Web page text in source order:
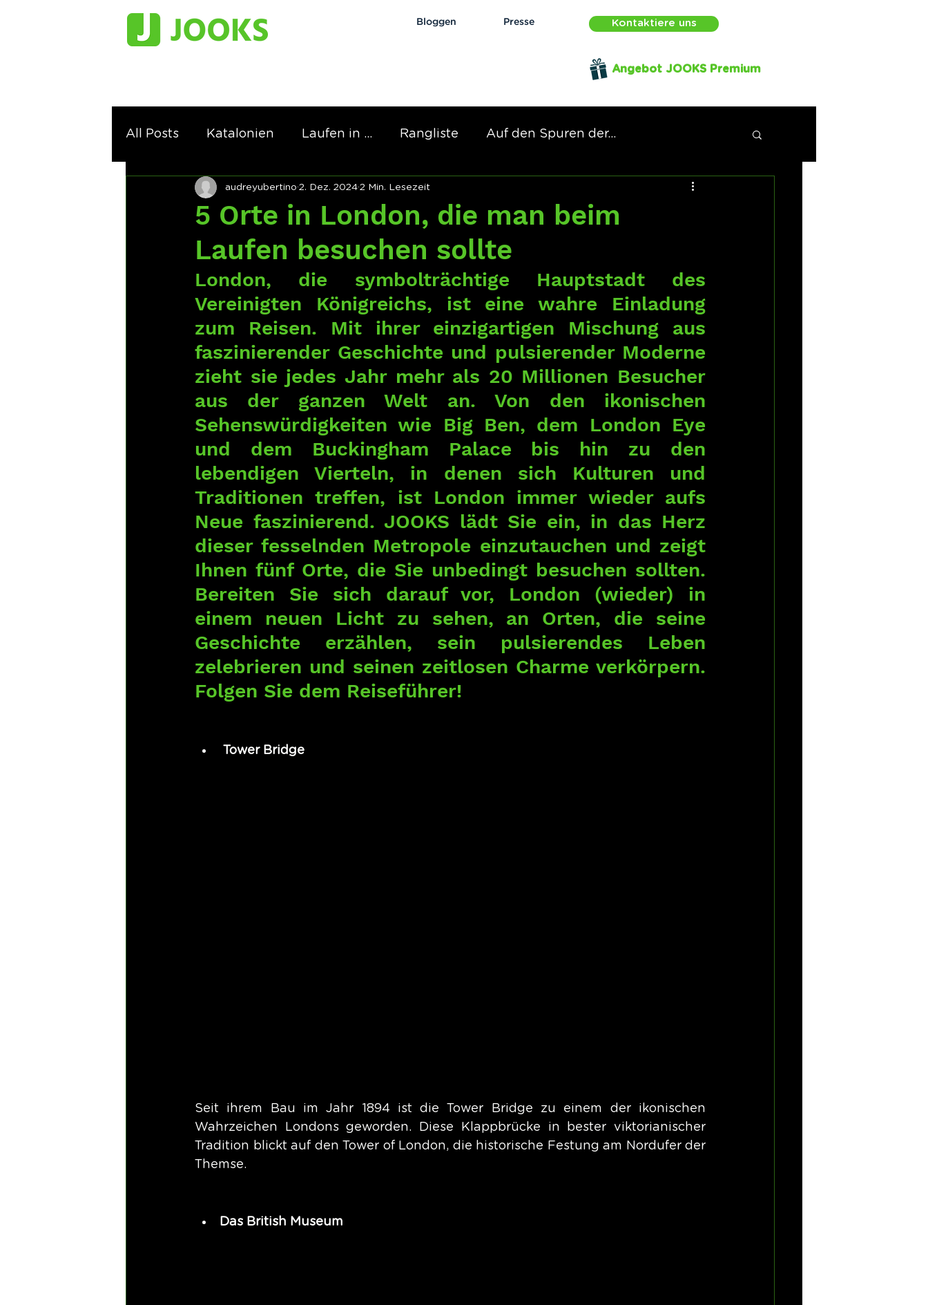
Bloggen Presse Kontaktiere uns
Angebot JOOKS Premium
All Posts Katalonien Laufen in ... Rangliste Auf den Spuren der...
5 Orte in London, die man beim
Laufen besuchen sollte
audreyubertino 2. Dez. 2024 2 Min. Lesezeit
London, die symbolträchtige Hauptstadt des
Vereinigten Königreichs, ist eine wahre Einladung
zum Reisen. Mit ihrer einzigartigen Mischung aus
faszinierender Geschichte und pulsierender Moderne
zieht sie jedes Jahr mehr als 20 Millionen Besucher
aus der ganzen Welt an. Von den ikonischen
Sehenswürdigkeiten wie Big Ben, dem London Eye
und dem Buckingham Palace bis hin zu den
lebendigen Vierteln, in denen sich Kulturen und
Traditionen treffen, ist London immer wieder aufs
Neue faszinierend. JOOKS lädt Sie ein, in das Herz
dieser fesselnden Metropole einzutauchen und zeigt
Ihnen fünf Orte, die Sie unbedingt besuchen sollten.
Bereiten Sie sich darauf vor, London (wieder) in
einem neuen Licht zu sehen, an Orten, die seine
Geschichte erzählen, sein pulsierendes Leben
zelebrieren und seinen zeitlosen Charme verkörpern.
Folgen Sie dem Reiseführer!
Tower Bridge
Seit ihrem Bau im Jahr 1894 ist die Tower Bridge zu einem der ikonischen
Wahrzeichen Londons geworden. Diese Klappbrücke in bester viktorianischer
Tradition blickt auf den Tower of London, die historische Festung am Nordufer der
Themse.
Das British Museum